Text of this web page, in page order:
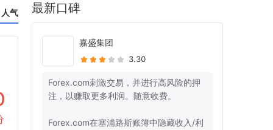
白俄罗斯NBRB
人气 最新口碑
嘉盛集团
3.30
Forex.com刺激交易，并进行高风险的押
注，以赚取更多利润。随意收费。
Forex.com在塞浦路斯账簿中隐藏收入/利